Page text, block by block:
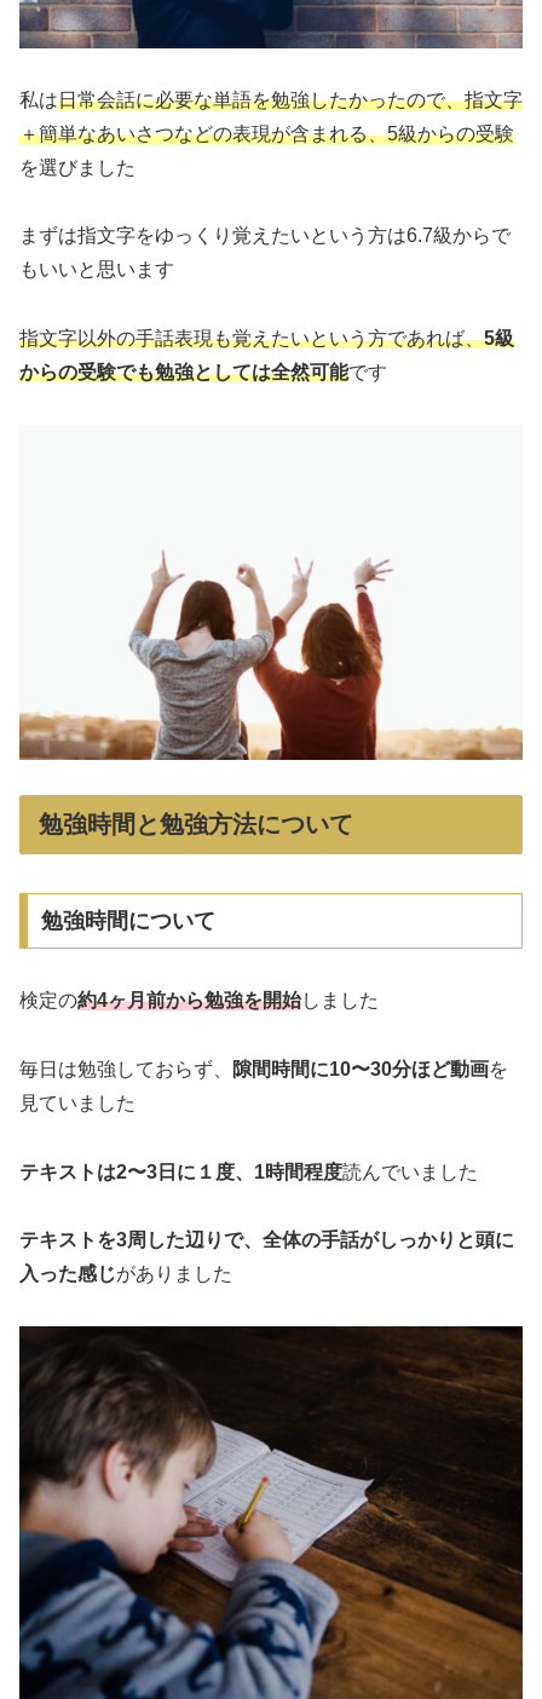
私は日常会話に必要な単語を勉強したかったので、指文字
＋簡単なあいさつなどの表現が含まれる、5級からの受験
を選びました
まずは指文字をゆっくり覚えたいという方は6.7級からで
もいいと思います
指文字以外の手話表現も覚えたいという方であれば、5級
からの受験でも勉強としては全然可能です
勉強時間と勉強方法について
勉強時間について
検定の約4ヶ月前から勉強を開始しました
毎日は勉強しておらず、 隙間時間に10〜30分ほど動画を
見ていました
テキストは2〜3日に１度、1時間程度読んでいました
テキストを3周した辺りで、全体の手話がしっかりと頭に
入った感じがありました